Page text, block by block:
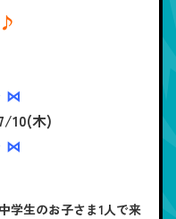
⋈
10(木)
⋈
学生のお子さま1人で来